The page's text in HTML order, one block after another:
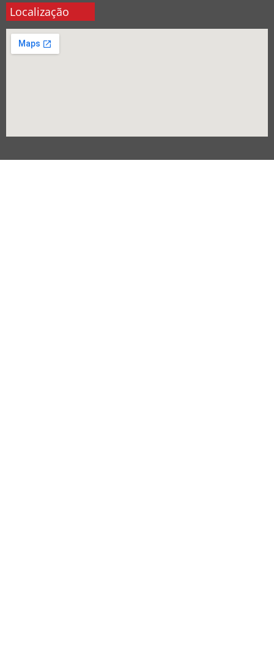
Localização